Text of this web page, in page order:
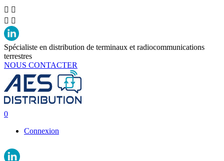
 
 
Spécialiste en distribution de terminaux et radiocommunications
terrestres
NOUS CONTACTER
0
Connexion